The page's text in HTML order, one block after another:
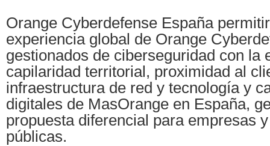
Orange Cyberdefense España
experiencia global de Orange
gestionados de ciberseguridad con la
capilaridad territorial, proximidad al
infraestructura de red y tecnología y
digitales de MasOrange en España,
propuesta diferencial para empresas
públicas.